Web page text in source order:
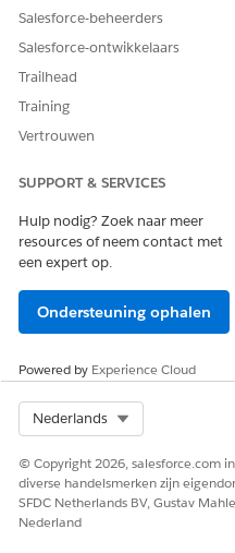
Salesforce-beheerders
Salesforce-ontwikkelaars
Trailhead
Training
Vertrouwen
SUPPORT & SERVICES
Hulp nodig? Zoek naar meer
resources of neem contact met
een expert op.
Ondersteuning ophalen
Powered by Experience Cloud
Nederlands
© Copyright 2026, salesforce.com
diverse handelsmerken zijn
SFDC Netherlands BV, Gustav
Nederland